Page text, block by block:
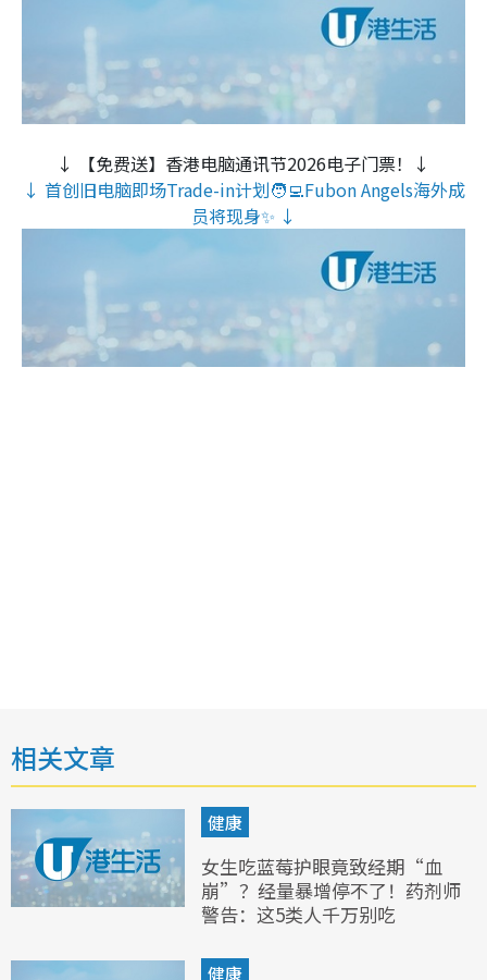
↓ 【免费送】香港电脑通讯节2026电子门票！↓
↓ 首创旧电脑即场Trade-in计划🧑‍💻Fubon Angels海外成
员将现身✨ ↓
相关文章
健康
女生吃蓝莓护眼竟致经期“血
崩”？经量暴增停不了！药剂师
警告：这5类人千万别吃
健康